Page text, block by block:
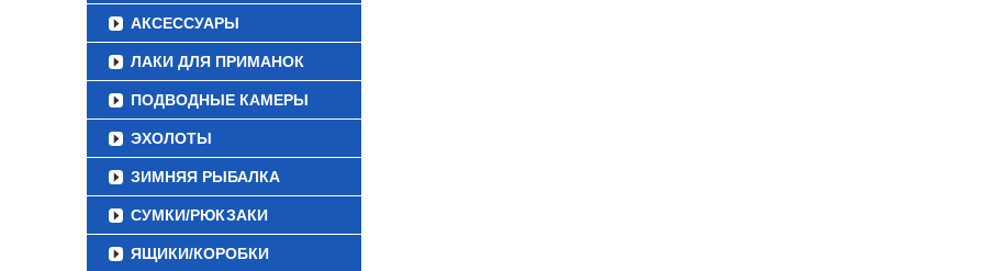
АКСЕССУАРЫ
ЛАКИ ДЛЯ ПРИМАНОК
ПОДВОДНЫЕ КАМЕРЫ
ЭХОЛОТЫ
ЗИМНЯЯ РЫБАЛКА
СУМКИ/РЮКЗАКИ
ЯЩИКИ/КОРОБКИ